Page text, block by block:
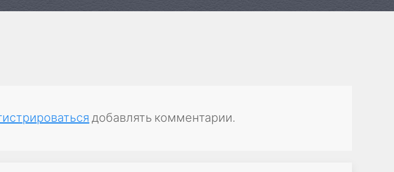
добавлять комментарии.